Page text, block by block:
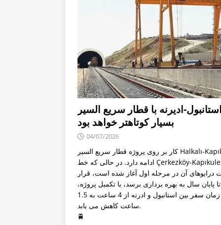
ادیرنه با قطار سریع السیر
بسیار کوتاهتر خواهد بود
04/07/2026
کار بر روی پروژه قطار سریع السیر Halkalı-Kapıkule
ادامه دارد. در حالی که خط Çerkezköy-Kapıkule که
درایوهای آن در مرحله اول آغاز شده است، قرار
پایان سال به بهره برداری برسد، با تکمیل پروژه،
زمان سفر بین استانبول و ادرنه از 4 ساعت به 1.5
ساعت کاهش می یابد.
🚆